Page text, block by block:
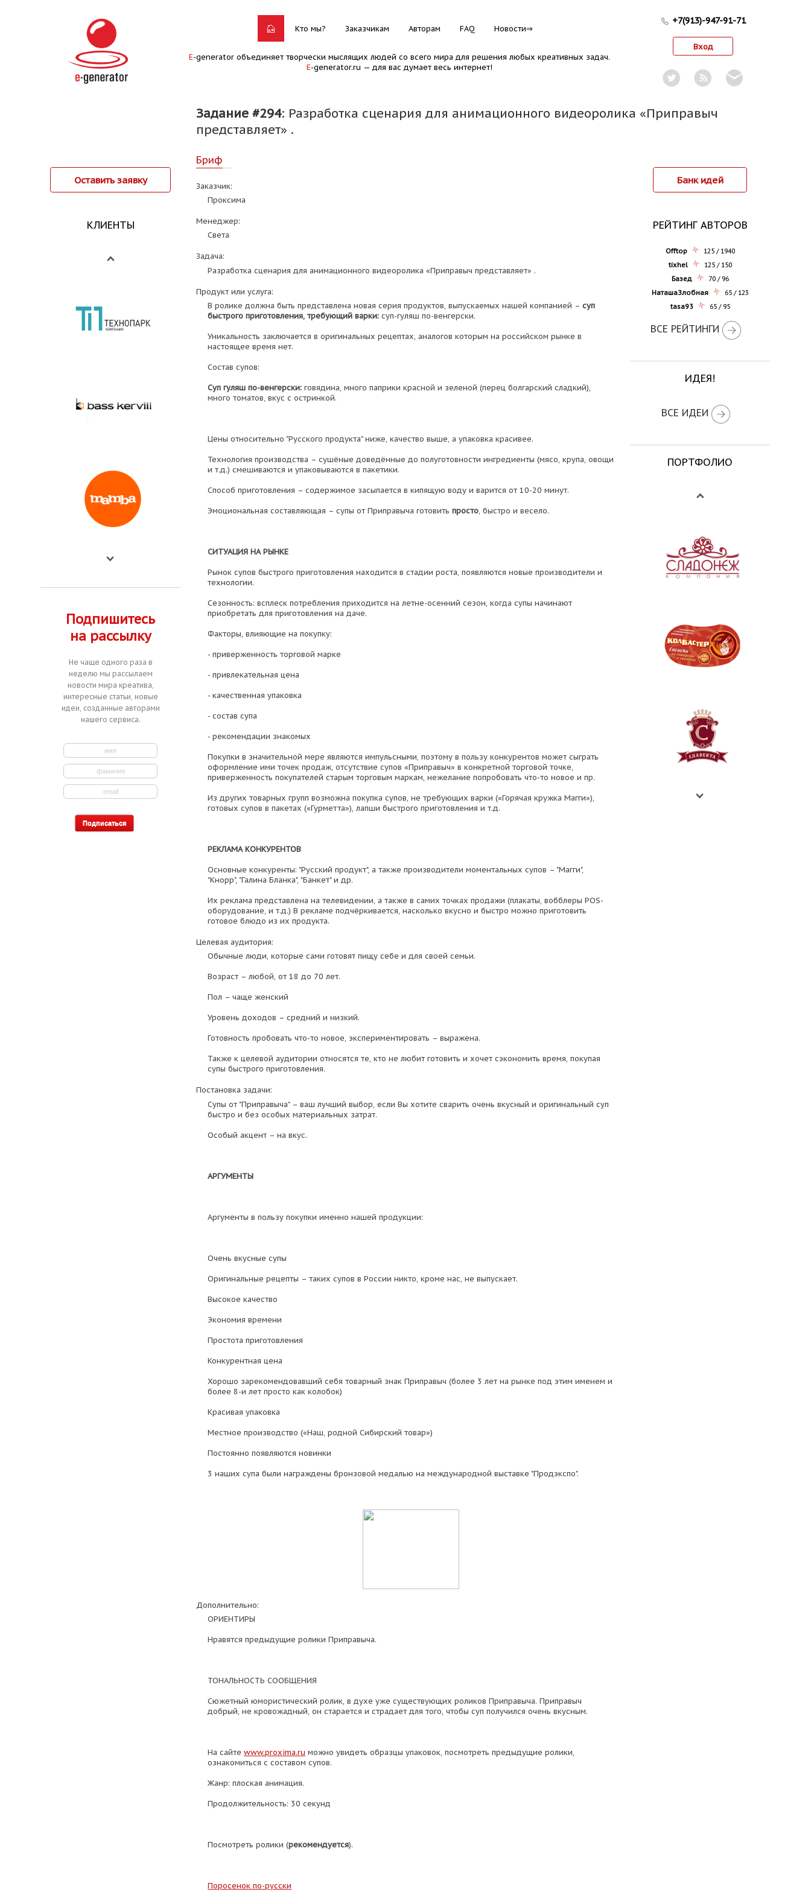
Кто мы? Заказчикам Авторам FAQ Новости
E-generator объединяет творчески мыслящих людей со всего мира для решения любых креативных задач.
E-generator.ru — для вас думает весь интернет!
+7(913)-947-91-71
Вход
Задание #294: Разработка сценария для анимационного видеоролика «Приправыч
представляет» .
Оставить заявку
КЛИЕНТЫ
Подпишитесь
на рассылку
Не чаще одного раза в
неделю мы рассылаем
новости мира креатива,
интересные статьи, новые
идеи, созданные авторами
нашего сервиса.
Бриф
Заказчик:
Проксима
Менеджер:
Света
Задача:
Разработка сценария для анимационного видеоролика «Приправыч представляет» .
Продукт или услуга:
В ролике должна быть представлена новая серия продуктов, выпускаемых нашей компанией – суп
быстрого приготовления, требующий варки: суп-гуляш по-венгерски.
Уникальность заключается в оригинальных рецептах, аналогов которым на российском рынке в
настоящее время нет.
Состав супов:
Суп гуляш по-венгерски:говядина, много паприки красной и зеленой (перец болгарский сладкий),
много томатов, вкус с остринкой.
Цены относительно "Русского продукта" ниже, качество выше, а упаковка красивее.
Технология производства – сушёные доведённые до полуготовности ингредиенты (мясо, крупа, овощи
и т.д.) смешиваются и упаковываются в пакетики.
Способ приготовления – содержимое засыпается в кипящую воду и варится от 10-20 минут.
Эмоциональная составляющая – супы от Приправыча готовить просто, быстро и весело.
СИТУАЦИЯ НА РЫНКЕ
Рынок супов быстрого приготовления находится в стадии роста, появляются новые производители и
технологии.
Сезонность: всплеск потребления приходится на летне-осенний сезон, когда супы начинают
приобретать для приготовления на даче.
Факторы, влияющие на покупку:
- приверженность торговой марке
- привлекательная цена
- качественная упаковка
- состав супа
- рекомендации знакомых
Покупки в значительной мере являются импульсными, поэтому в пользу конкурентов может сыграть
оформление ими точек продаж, отсутствие супов «Приправыч» в конкретной торговой точке,
приверженность покупателей старым торговым маркам, нежелание попробовать что-то новое и пр.
Из других товарных групп возможна покупка супов, не требующих варки («Горячая кружка Магги»),
готовых супов в пакетах («Гурметта»), лапши быстрого приготовления и т.д.
РЕКЛАМА КОНКУРЕНТОВ
Основные конкуренты: "Русский продукт", а также производители моментальных супов – "Магги",
"Кнорр", "Галина Бланка", "Банкет" и др.
Их реклама представлена на телевидении, а также в самих точках продажи (плакаты, вобблеры POS-
оборудование, и т.д.) В рекламе подчёркивается, насколько вкусно и быстро можно приготовить
готовое блюдо из их продукта.
Целевая аудитория:
Обычные люди, которые сами готовят пищу себе и для своей семьи.
Возраст – любой, от 18 до 70 лет.
Пол – чаще женский
Уровень доходов – средний и низкий.
Готовность пробовать что-то новое, экспериментировать – выражена.
Также к целевой аудитории относятся те, кто не любит готовить и хочет сэкономить время, покупая
супы быстрого приготовления.
Постановка задачи:
Супы от "Приправыча" – ваш лучший выбор, если Вы хотите сварить очень вкусный и оригинальный суп
быстро и без особых материальных затрат.
Особый акцент – на вкус.
АРГУМЕНТЫ
Аргументы в пользу покупки именно нашей продукции:
Очень вкусные супы
Оригинальные рецепты – таких супов в России никто, кроме нас, не выпускает.
Высокое качество
Экономия времени
Простота приготовления
Конкурентная цена
Хорошо зарекомендовавший себя товарный знак Приправыч (более 3 лет на рынке под этим именем и
более 8-и лет просто как колобок)
Красивая упаковка
Местное производство («Наш, родной Сибирский товар»)
Постоянно появляются новинки
3 наших супа были награждены бронзовой медалью на международной выставке "Продэкспо".
Дополнительно:
ОРИЕНТИРЫ
Нравятся предыдущие ролики Приправыча.
ТОНАЛЬНОСТЬ СООБЩЕНИЯ
Сюжетный юмористический ролик, в духе уже существующих роликов Приправыча. Приправыч
добрый, не кровожадный, он старается и страдает для того, чтобы суп получился очень вкусным.
На сайте www.proxima.ruможно увидеть образцы упаковок, посмотреть предыдущие ролики,
ознакомиться с составом супов.
Жанр: плоская анимация.
Продолжительность: 30 секунд
Посмотреть ролики (рекомендуется).
Поросенок по-русски
Банк идей
РЕЙТИНГ АВТОРОВ
Offtop
125 / 1940
tixhel
125 / 150
Базед
70 / 96
НаташаЗлобная
65 / 123
tasa93
65 / 95
ВСЕ РЕЙТИНГИ
ИДЕЯ!
ВСЕ ИДЕИ
ПОРТФОЛИО